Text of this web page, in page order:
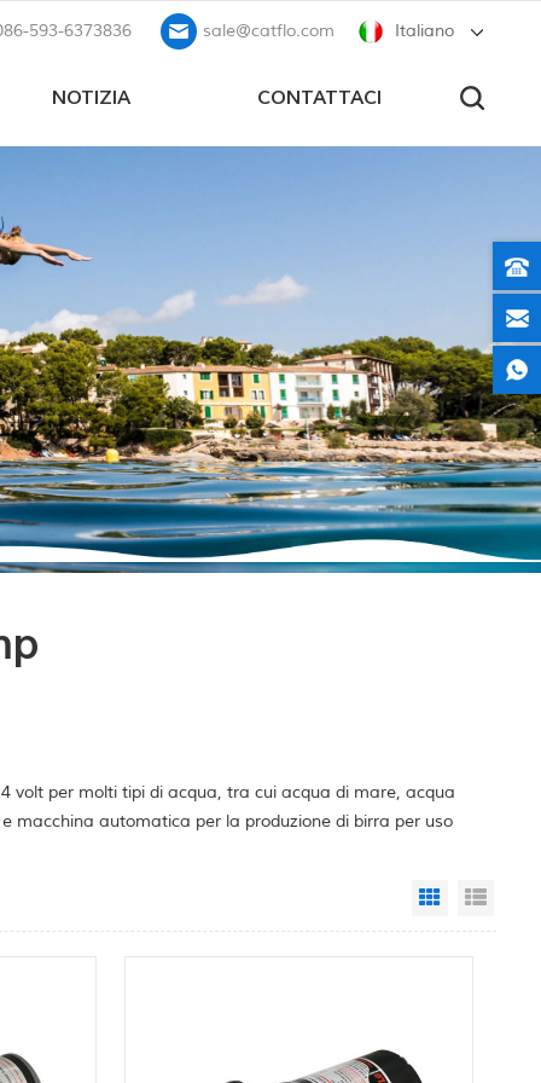
Italiano
593-6373836 sale@catflo.com
NOTIZIA CONTATTACI
volt per molti tipi di acqua, tra cui acqua di mare, acqua
macchina automatica per la produzione di birra per uso
Grid View